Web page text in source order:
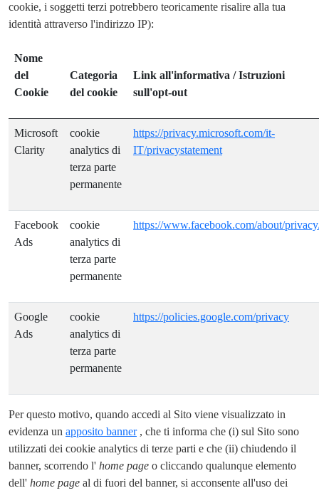
cookie, i soggetti terzi potrebbero teoricamente risalire alla tua
identità attraverso l'indirizzo IP):
Nome
del
Cookie
Categoria
del cookie
Link all'informativa / Istruzioni
sull'opt-out
Microsoft
Clarity
cookie
analytics di
terza parte
permanente
https://privacy.microsoft.com/it-
IT/privacystatement
Facebook
Ads
cookie
analytics di
terza parte
permanente
https://www.facebook.com/about/
Google
Ads
cookie
analytics di
terza parte
permanente
https://policies.google.com/privacy
Per questo motivo, quando accedi al Sito viene visualizzato in
evidenza un apposito banner, che ti informa che (i) sul Sito sono
utilizzati dei cookie analytics di terze parti e che (ii) chiudendo il
banner, scorrendo l' home page o cliccando qualunque elemento
dell' home page al di fuori del banner, si acconsente all'uso dei